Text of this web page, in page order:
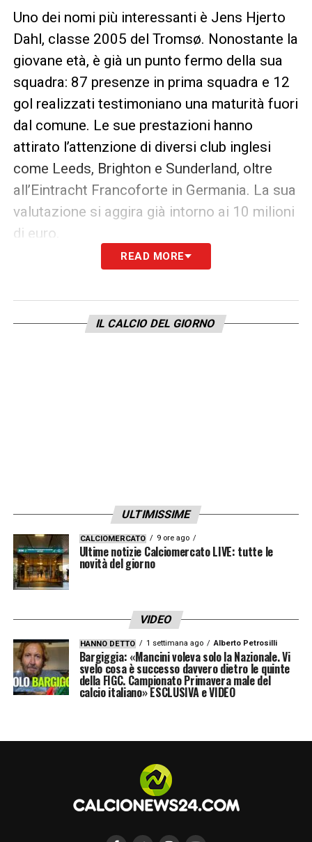
Uno dei nomi più interessanti è Jens Hjerto
Dahl, classe 2005 del Tromsø. Nonostante la
giovane età, è già un punto fermo della sua
squadra: 87 presenze in prima squadra e 12
gol realizzati testimoniano una maturità fuori
dal comune. Le sue prestazioni hanno
attirato l’attenzione di diversi club inglesi
come Leeds, Brighton e Sunderland, oltre
all’Eintracht Francoforte in Germania. La sua
valutazione si aggira già intorno ai 10 milioni
di euro.
Infine, il Bologna segue anche Amorim,
dell’Alverca, in Portogallo, cresciuto nel
vivaio del Fortaleza. Un altro tassello che
READ MORE
IL CALCIO DEL GIORNO
ULTIMISSIME
CALCIOMERCATO 9 ore ago
Ultime notizie Calciomercato LIVE: tutte le
novità del giorno
VIDEO
HANNO DETTO 1 settimana ago Alberto Petrosilli
Bargiggia: «Mancini voleva solo la Nazionale. Vi
svelo cosa è successo davvero dietro le quinte
della FIGC. Campionato Primavera male del
calcio italiano» ESCLUSIVA e VIDEO